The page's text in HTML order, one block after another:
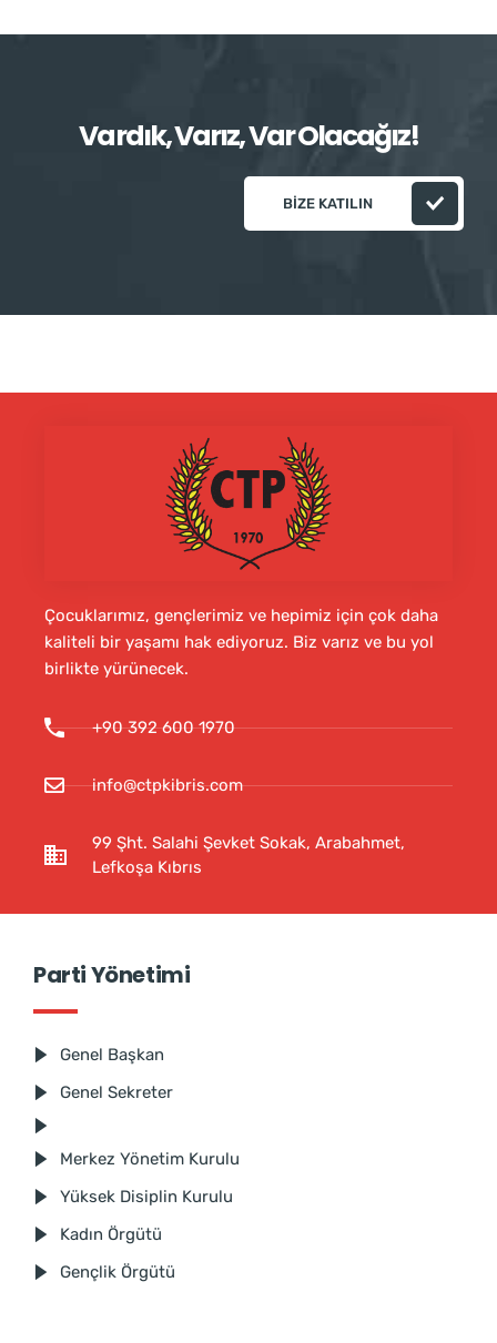
Vardık, Varız, Var Olacağız!
BIZE KATILIN
Çocuklarımız, gençlerimiz ve hepimiz için çok daha
kaliteli bir yaşamı hak ediyoruz. Biz varız ve bu yol
birlikte yürünecek.
+90 392 600 1970
info@ctpkibris.com
99 Şht. Salahi Şevket Sokak, Arabahmet,
Lefkoşa Kıbrıs
Parti Yönetimi
Genel Başkan
Genel Sekreter
Merkez Yönetim Kurulu
Yüksek Disiplin Kurulu
Kadın Örgütü
Gençlik Örgütü